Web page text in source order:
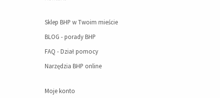
Sklep BHP w Twoim mieście
BLOG - porady BHP
FAQ - Dział pomocy
Narzędzia BHP online
Moje konto